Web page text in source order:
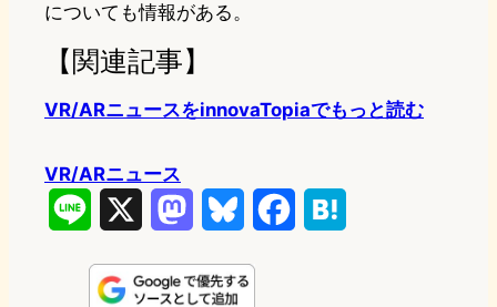
についても情報がある。
【関連記事】
VR/ARニュースをinnovaTopiaでもっと読む
VR/ARニュース
n
s
u